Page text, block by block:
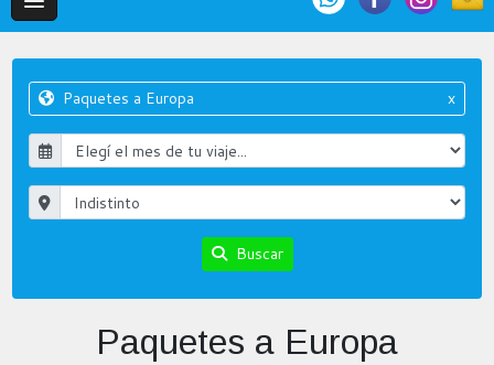
Paquetes a Europa x
Buscar
Paquetes a Europa